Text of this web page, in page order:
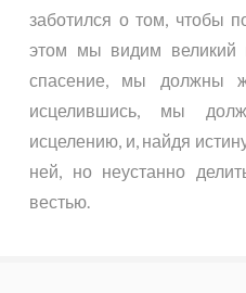
заботился о том, чтобы
этом мы видим великий
спасение, мы должны
исцелившись, мы
исцелению, и, найдя
ней, но неустанно
вестью.